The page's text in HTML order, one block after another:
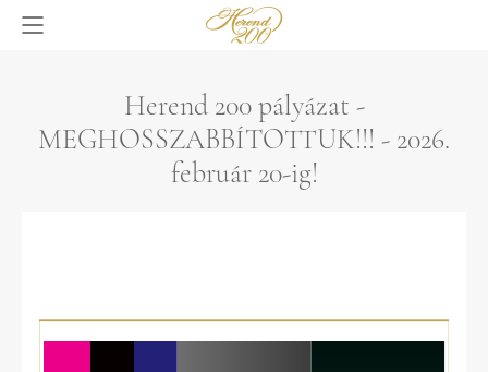
Herend 200 pályázat -
MEGHOSSZABBÍTOTTUK!!! - 2026.
február 20-ig!